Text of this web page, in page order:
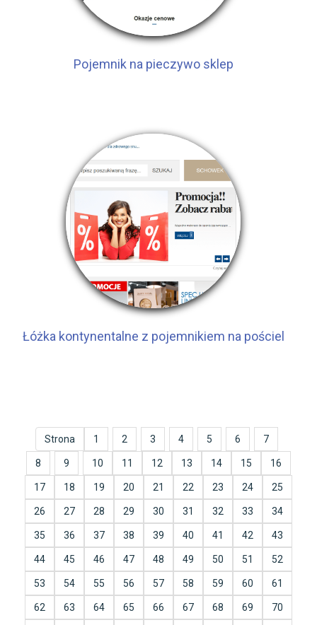
Pojemnik na pieczywo sklep
Łóżka kontynentalne z pojemnikiem na pościel
Strona 1 2 3 4 5 6 7
8 9 10 11 12 13 14 15 16
17 18 19 20 21 22 23 24 25
26 27 28 29 30 31 32 33 34
35 36 37 38 39 40 41 42 43
44 45 46 47 48 49 50 51 52
53 54 55 56 57 58 59 60 61
62 63 64 65 66 67 68 69 70